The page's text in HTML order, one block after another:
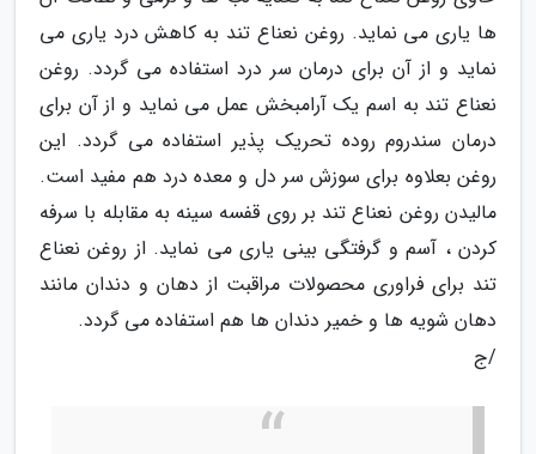
ها یاری می نماید. روغن نعناع تند به کاهش درد یاری می
نماید و از آن برای درمان سر درد استفاده می گردد. روغن
نعناع تند به اسم یک آرامبخش عمل می نماید و از آن برای
درمان سندروم روده تحریک پذیر استفاده می گردد. این
روغن بعلاوه برای سوزش سر دل و معده درد هم مفید است.
مالیدن روغن نعناع تند بر روی قفسه سینه به مقابله با سرفه
کردن ، آسم و گرفتگی بینی یاری می نماید. از روغن نعناع
تند برای فراوری محصولات مراقبت از دهان و دندان مانند
دهان شویه ها و خمیر دندان ها هم استفاده می گردد.
/ج